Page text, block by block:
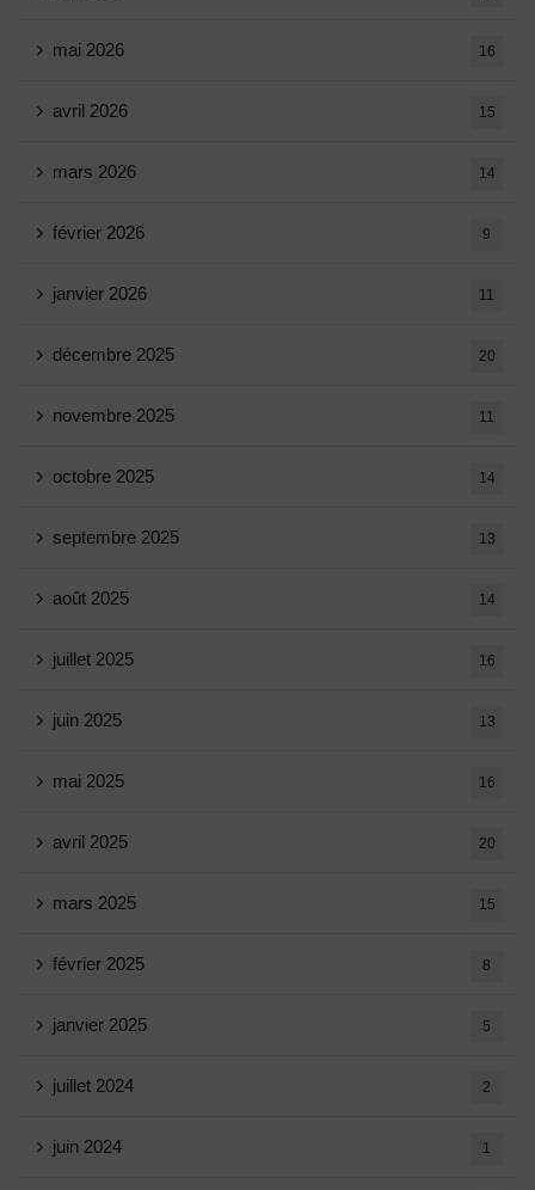
mai 2026 16
avril 2026 15
mars 2026 14
février 2026 9
janvier 2026 11
décembre 2025 20
novembre 2025 11
octobre 2025 14
septembre 2025 13
août 2025 14
juillet 2025 16
juin 2025 13
mai 2025 16
avril 2025 20
mars 2025 15
février 2025 8
janvier 2025 5
juillet 2024 2
juin 2024 1